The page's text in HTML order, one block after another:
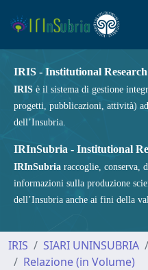
IRIS - Institutional
IRIS è il sistema di gestione
progetti, pubblicazioni, attività)
dell’Insubria.
IRInSubria - Institutional
IRInSubria raccoglie, conserva,
informazioni sulla produzione
dell’Insubria anche ai fini della
IRIS SIARI UNINSUBRIA
Relazione (in Volume)